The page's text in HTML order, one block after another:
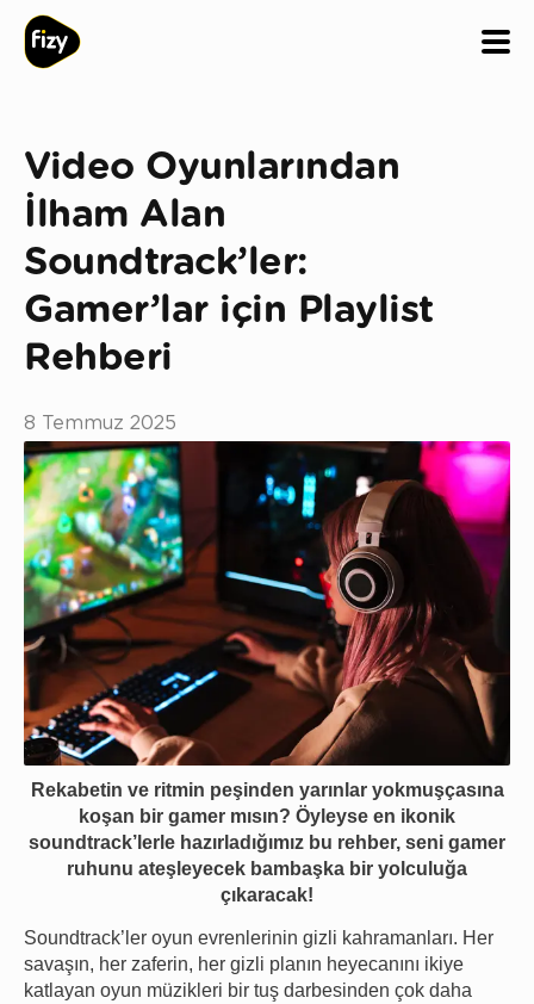
Video Oyunlarından
İlham Alan
Soundtrack’ler:
Gamer’lar için Playlist
Rehberi
8 Temmuz 2025
Rekabetin ve ritmin peşinden yarınlar yokmuşçasına
koşan bir gamer mısın? Öyleyse en ikonik
soundtrack’lerle hazırladığımız bu rehber, seni gamer
ruhunu ateşleyecek bambaşka bir yolculuğa
çıkaracak!
Soundtrack’ler oyun evrenlerinin gizli kahramanları. Her
savaşın, her zaferin, her gizli planın heyecanını ikiye
katlayan oyun müzikleri bir tuş darbesinden çok daha